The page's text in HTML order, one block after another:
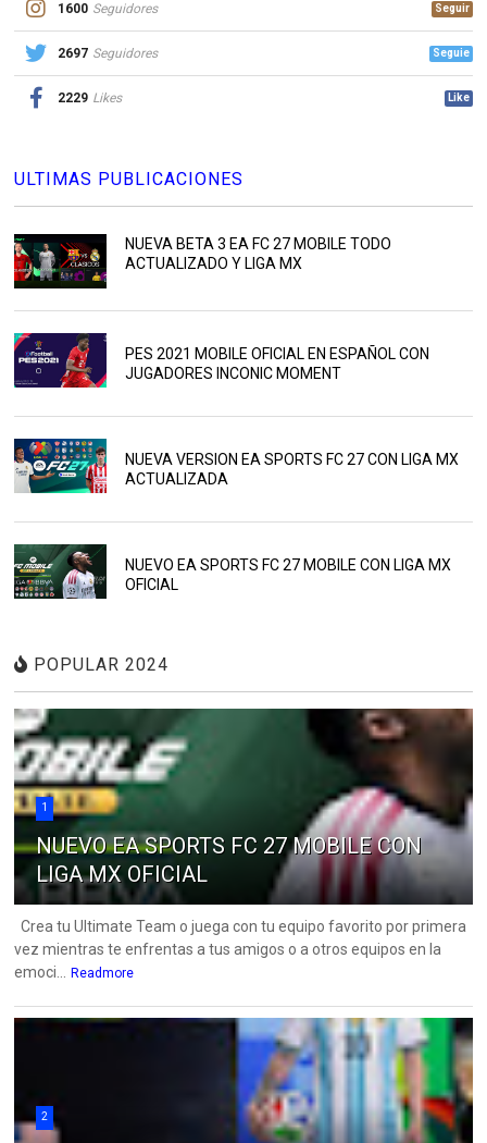
1600 Seguidores Seguir
2697 Seguidores Seguie
2229 Likes Like
ULTIMAS PUBLICACIONES
NUEVA BETA 3 EA FC 27 MOBILE TODO
ACTUALIZADO Y LIGA MX
PES 2021 MOBILE OFICIAL EN ESPAÑOL CON
JUGADORES INCONIC MOMENT
NUEVA VERSION EA SPORTS FC 27 CON LIGA MX
ACTUALIZADA
NUEVO EA SPORTS FC 27 MOBILE CON LIGA MX
OFICIAL
POPULAR 2024
1
NUEVO EA SPORTS FC 27 MOBILE CON
LIGA MX OFICIAL
Crea tu Ultimate Team o juega con tu equipo favorito por primera
vez mientras te enfrentas a tus amigos o a otros equipos en la
emoci... Readmore
2